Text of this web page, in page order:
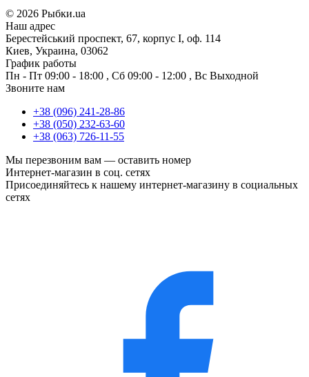
© 2026 Рыбки.ua
Наш адрес
Берестейський проспект, 67, корпус I, оф. 114
Киев, Украина, 03062
График работы
Пн - Пт 09:00 - 18:00 , Сб 09:00 - 12:00 , Вс Выходной
Звоните нам
+38 (096) 241-28-86
+38 (050) 232-63-60
+38 (063) 726-11-55
Мы перезвоним вам — оставить номер
Интернет-магазин в соц. сетях
Присоединяйтесь к нашему интернет-магазину в социальных
сетях